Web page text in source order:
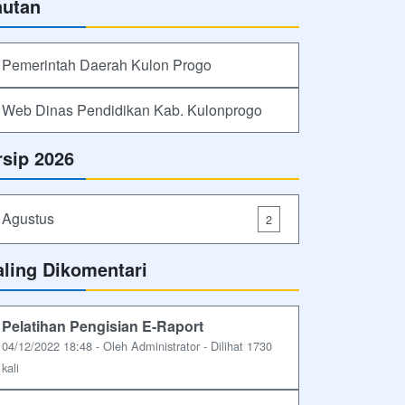
Pemerintah Daerah Kulon Progo
Web Dinas Pendidikan Kab. Kulonprogo
2026
Agustus 2
Dikomentari
Pelatihan Pengisian E-Raport
04/12/2022 18:48 - Oleh Administrator - Dilihat 1730
kali